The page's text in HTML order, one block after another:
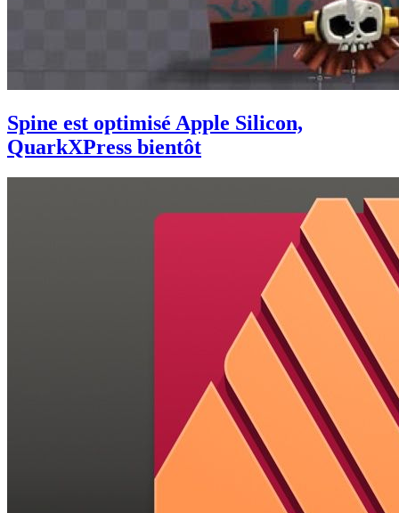
Spine est optimisé Apple Silicon,
QuarkXPress bientôt